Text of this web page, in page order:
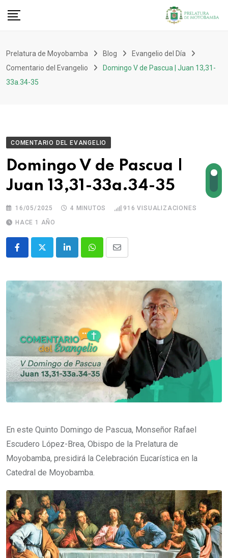
Prelatura de Moyobamba Blog
Evangelio del Día
Comentario del Evangelio
Domingo V de Pascua | Juan 13,31-
33a.34-35
COMENTARIO DEL EVANGELIO
Domingo V de Pascua |
Juan 13,31-33a.34-35
16/05/2025 4 MINUTOS 916 VISUALIZACIONES
HACE 1 AÑO
En este Quinto Domingo de Pascua, Monseñor Rafael
Escudero López-Brea, Obispo de la Prelatura de
Moyobamba, presidirá la Celebración Eucarística en la
Catedral de Moyobamba.